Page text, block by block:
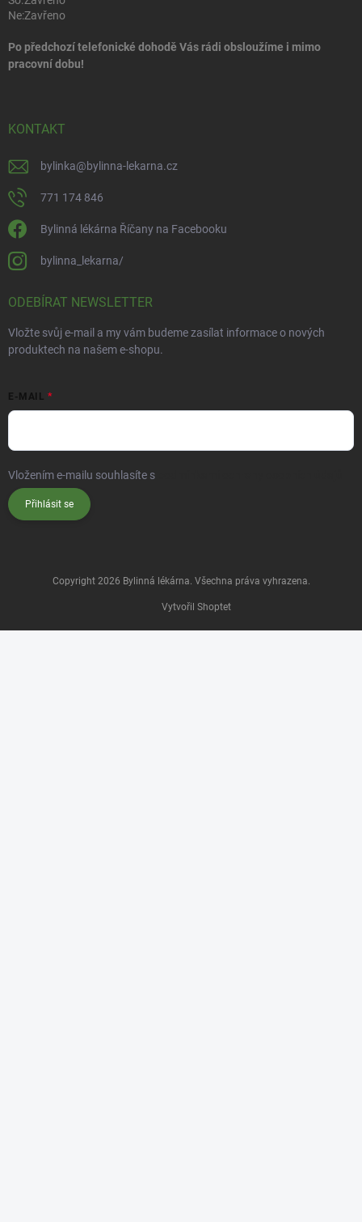
Ne:Zavřeno
Po předchozí telefonické dohodě Vás rádi obsloužíme i mimo
pracovní dobu!
KONTAKT
bylinka@bylinna-lekarna.cz
771 174 846
Bylinná lékárna Říčany na Facebooku
bylinna_lekarna/
ODEBÍRAT NEWSLETTER
Vložte svůj e-mail a my vám budeme zasílat informace o nových
produktech na našem e-shopu.
E-MAIL
Vložením e-mailu souhlasíte s
Přihlásit se
Vytvořil Shoptet
Copyright 2026 Bylinná lékárna. Všechna práva vyhrazena.